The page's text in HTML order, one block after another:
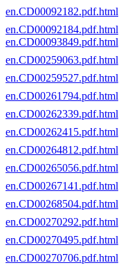
en.CD00092182.pdf.html
en.CD00092184.pdf.html
en.CD00093849.pdf.html
en.CD00259063.pdf.html
en.CD00259527.pdf.html
en.CD00261794.pdf.html
en.CD00262339.pdf.html
en.CD00262415.pdf.html
en.CD00264812.pdf.html
en.CD00265056.pdf.html
en.CD00267141.pdf.html
en.CD00268504.pdf.html
en.CD00270292.pdf.html
en.CD00270495.pdf.html
en.CD00270706.pdf.html